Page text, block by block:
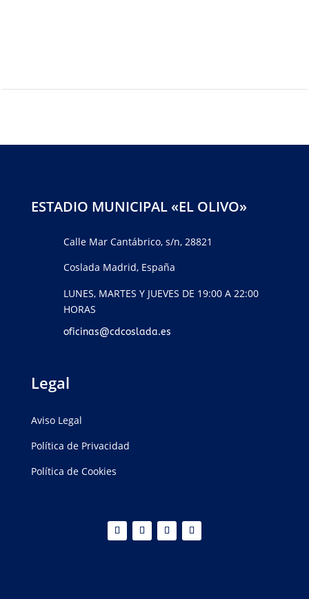
ESTADIO MUNICIPAL «EL OLIVO»
Calle Mar Cantábrico, s/n, 28821
Coslada Madrid, España
LUNES, MARTES Y JUEVES DE 19:00 A 22:00
HORAS
oficinas@cdcoslada.es
Legal
Aviso Legal
Política de Privacidad
Política de Cookies